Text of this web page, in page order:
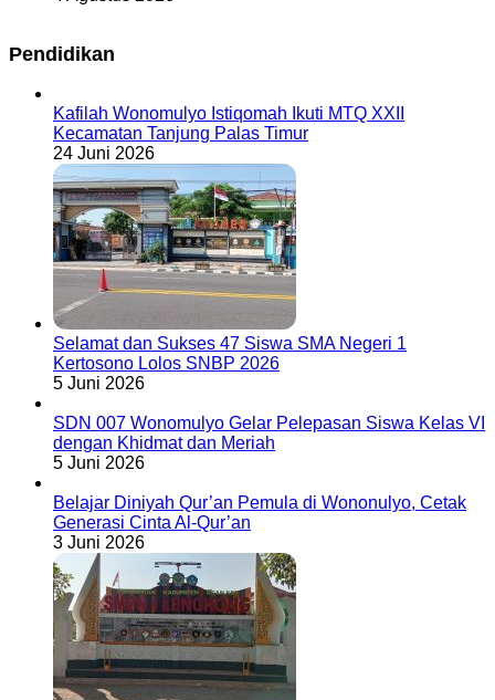
Pendidikan
Kafilah Wonomulyo Istiqomah Ikuti MTQ XXII
Kecamatan Tanjung Palas Timur
24 Juni 2026
Selamat dan Sukses 47 Siswa SMA Negeri 1
Kertosono Lolos SNBP 2026
5 Juni 2026
SDN 007 Wonomulyo Gelar Pelepasan Siswa Kelas VI
dengan Khidmat dan Meriah
5 Juni 2026
Belajar Diniyah Qur’an Pemula di Wononulyo, Cetak
Generasi Cinta Al-Qur’an
3 Juni 2026